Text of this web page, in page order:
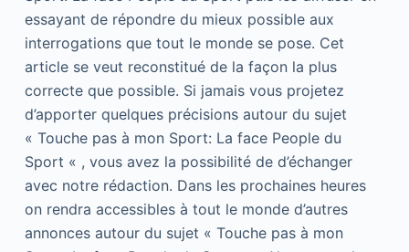
essayant de répondre du mieux possible aux
interrogations que tout le monde se pose. Cet
article se veut reconstitué de la façon la plus
correcte que possible. Si jamais vous projetez
d’apporter quelques précisions autour du sujet
« Touche pas à mon Sport: La face People du
Sport « , vous avez la possibilité de d’échanger
avec notre rédaction. Dans les prochaines heures
on rendra accessibles à tout le monde d’autres
annonces autour du sujet « Touche pas à mon